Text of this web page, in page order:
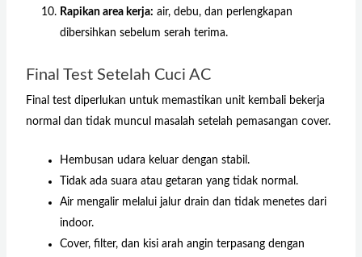
Rapikan area kerja: air, debu, dan perlengkapan
dibersihkan sebelum serah terima.
Final Test Setelah Cuci AC
Final test diperlukan untuk memastikan unit kembali bekerja
normal dan tidak muncul masalah setelah pemasangan cover.
Hembusan udara keluar dengan stabil.
Tidak ada suara atau getaran yang tidak normal.
Air mengalir melalui jalur drain dan tidak menetes dari
indoor.
Cover, filter, dan kisi arah angin terpasang dengan